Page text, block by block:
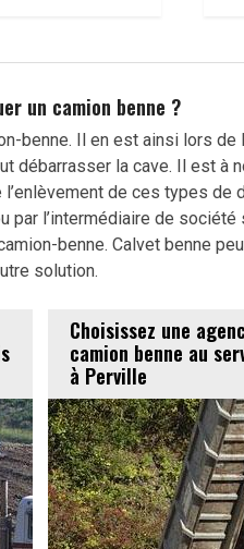
un camion benne ?
benne. Il en est ainsi lors de
débarrasser la cave. Il est à
de ces types de
l’intermédiaire de société
benne. Calvet benne
solution.
Choisissez une
camion benne au
à Perville